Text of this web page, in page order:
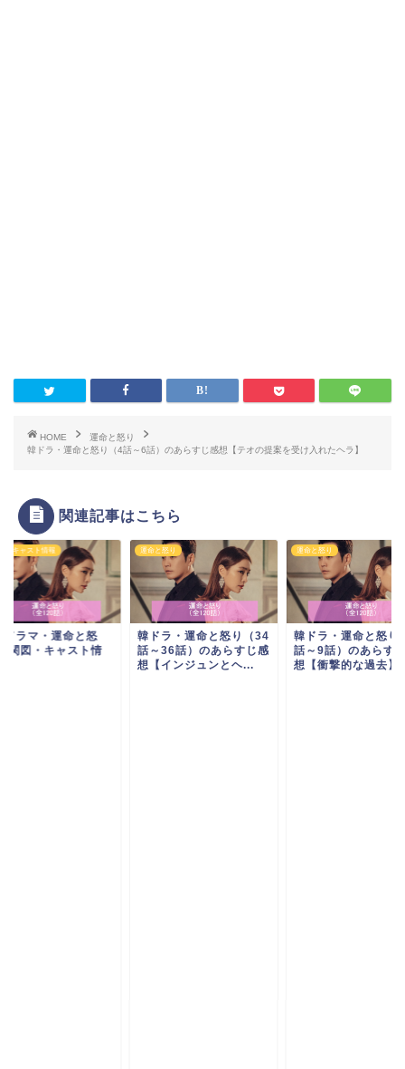
HOME
運命と怒り
韓ドラ・運命と怒り（4話～6話）のあらすじ感想【テオの提案を受け入れたヘラ】
関連記事はこちら
・キャスト情報
ドラマ・運命と怒
関図・キャスト情
運命と怒り
韓ドラ・運命と怒り（34
話～36話）のあらすじ感
想【インジュンとヘ...
運命と怒り
韓ドラ・運命と怒り
話～9話）のあらす
想【衝撃的な過去】